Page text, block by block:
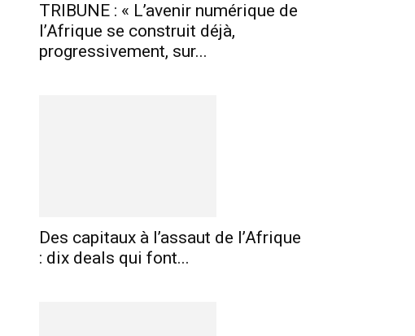
TRIBUNE : « L’avenir numérique de
l’Afrique se construit déjà,
progressivement, sur...
Des capitaux à l’assaut de l’Afrique
: dix deals qui font...